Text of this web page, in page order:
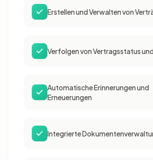
Erstellen und Verwalten von
Verfolgen von Vertragsstatus
Automatische Erinnerungen und
Erneuerungen
Integrierte